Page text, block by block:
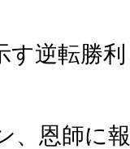
す逆転勝利
、恩師に